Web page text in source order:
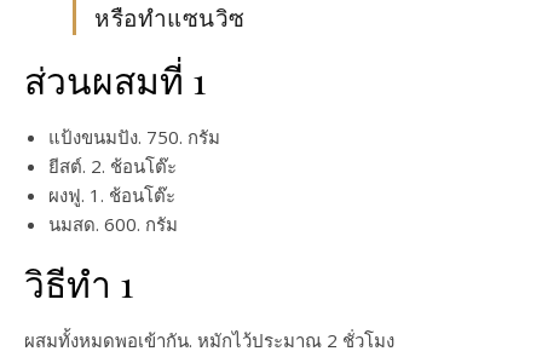
หรือทำแซนวิซ
ส่วนผสมที่ 1
แป้งขนมปัง. 750. กรัม
ยีสต์. 2. ช้อนโต๊ะ
ผงฟู. 1. ช้อนโต๊ะ
นมสด. 600. กรัม
วิธีทำ 1
ผสมทั้งหมดพอเข้ากัน. หมักไว้ประมาณ 2 ชั่วโมง